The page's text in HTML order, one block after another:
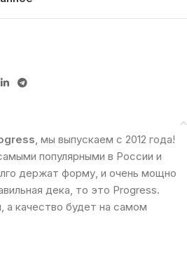
, мы выпускаем с 2012 года!
популярными в России и
держат форму, и очень мощно
дека, то это Progress.
а качество будет на самом